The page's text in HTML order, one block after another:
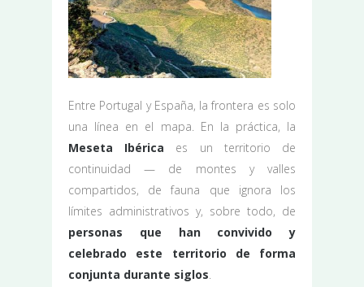
Entre Portugal y España, la frontera es solo
una línea en el mapa. En la práctica, la
Meseta Ibérica es un territorio de
continuidad — de montes y valles
compartidos, de fauna que ignora los
límites administrativos y, sobre todo, de
personas que han convivido y
celebrado este territorio de forma
conjunta durante siglos.